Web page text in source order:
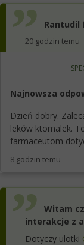
Rantudil
20 godzin temu
Najnowsza
Dzień dobry.
leków ktomalek.
farmaceutom
8 godzin temu
Witam
interakcje z
Dotyczy ulotki